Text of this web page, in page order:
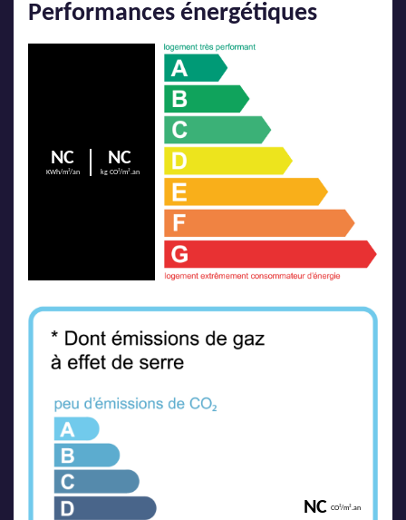
Performances énergétiques
NC
KWh/m²/an
NC
kg CO²/m².an
NC CO²/m².an